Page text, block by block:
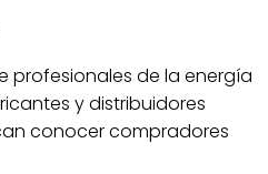
profesionales de la energía
y distribuidores
conocer compradores